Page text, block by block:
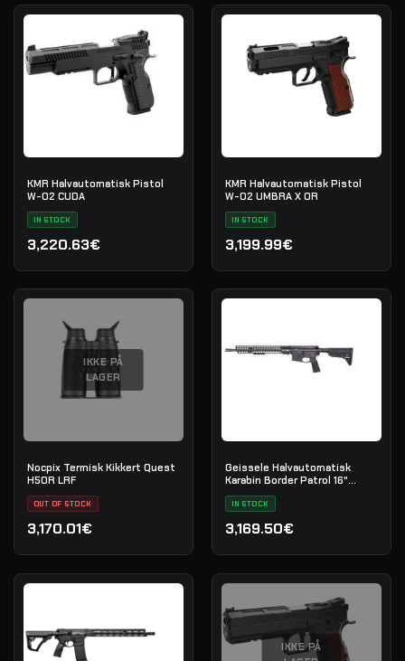
KMR Halvautomatisk Pistol
W-02 CUDA
IN STOCK
3,220.63€
KMR Halvautomatisk Pistol
W-02 UMBRA X OR
IN STOCK
3,199.99€
IKKE PÅ
LAGER
Nocpix Termisk Kikkert Quest
H50R LRF
OUT OF STOCK
3,170.01€
Geissele Halvautomatisk
Karabin Border Patrol 16"
5.56MM - Black
IN STOCK
3,169.50€
IKKE PÅ